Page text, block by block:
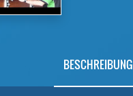
BESCHREIBUNG